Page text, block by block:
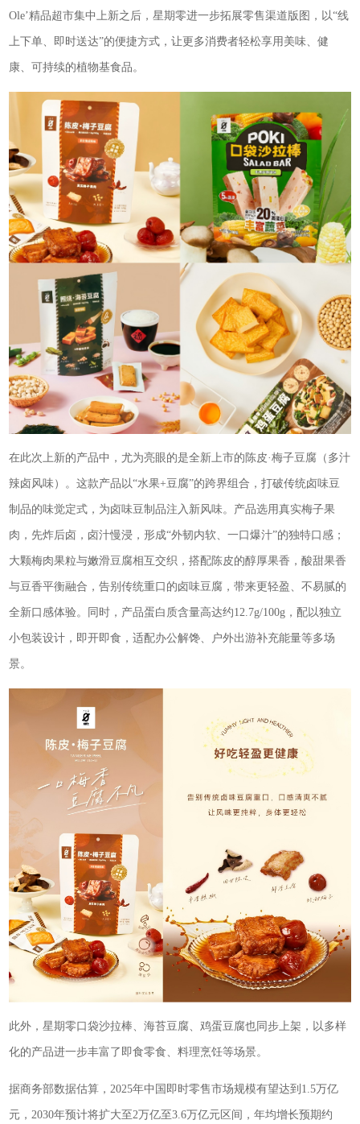
Ole’精品超市集中上新之后，星期零进一步拓展零售渠道版图，以“线
上下单、即时送达”的便捷方式，让更多消费者轻松享用美味、健
康、可持续的植物基食品。
在此次上新的产品中，尤为亮眼的是全新上市的陈皮·梅子豆腐（多汁
辣卤风味）。这款产品以“水果+豆腐”的跨界组合，打破传统卤味豆
制品的味觉定式，为卤味豆制品注入新风味。产品选用真实梅子果
肉，先炸后卤，卤汁慢浸，形成“外韧内软、一口爆汁”的独特口感；
大颗梅肉果粒与嫩滑豆腐相互交织，搭配陈皮的醇厚果香，酸甜果香
与豆香平衡融合，告别传统重口的卤味豆腐，带来更轻盈、不易腻的
全新口感体验。同时，产品蛋白质含量高达约12.7g/100g，配以独立
小包装设计，即开即食，适配办公解馋、户外出游补充能量等多场
景。
此外，星期零口袋沙拉棒、海苔豆腐、鸡蛋豆腐也同步上架，以多样
化的产品进一步丰富了即食零食、料理烹饪等场景。
据商务部数据估算，2025年中国即时零售市场规模有望达到1.5万亿
元，2030年预计将扩大至2万亿至3.6万亿元区间，年均增长预期约